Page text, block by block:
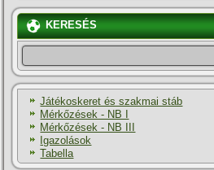
KERESÉS
Játékoskeret és szakmai stáb
Mérkőzések - NB I
Mérkőzések - NB III
Igazolások
Tabella